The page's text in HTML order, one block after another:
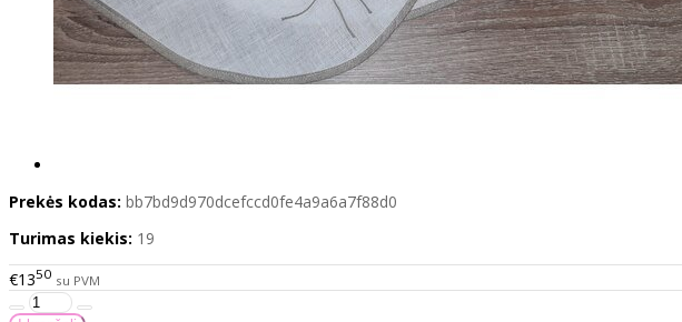
Prekės kodas: bb7bd9d970dcefccd0fe4a9a6a7f88d0
Turimas kiekis: 19
€1350 su PVM